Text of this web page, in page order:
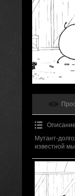
Мутант-
известной